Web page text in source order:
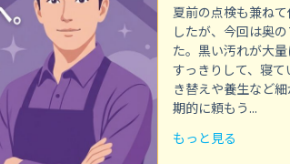
夏前の点検も兼ね
したが、今回は奥
た。黒い汚れが大
すっきりして、寝
き替えや養生など
期的に頼もう...
もっと見る